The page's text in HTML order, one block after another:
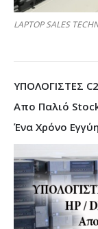
LAPTOP SALES
ΥΠΟΛΟΓΙΣΤΕΣ
Απο Παλιό
Ένα Χρόνο